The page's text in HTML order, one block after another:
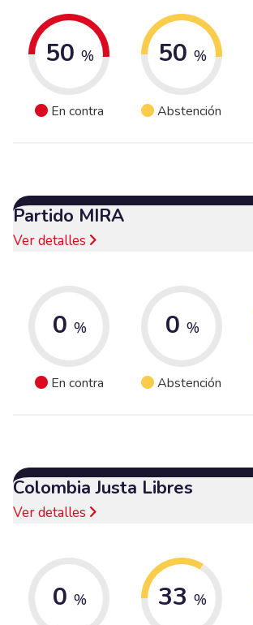
50 %
En contra
50 %
Abstención
Partido MIRA
Ver detalles
0 %
En contra
0 %
Abstención
Colombia Justa Libres
Ver detalles
0 % 33 %